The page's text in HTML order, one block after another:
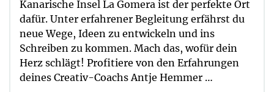
Kanarische Insel La Gomera ist der perfekte Ort
dafür. Unter erfahrener Begleitung erfährst du
neue Wege, Ideen zu entwickeln und ins
Schreiben zu kommen. Mach das, wofür dein
Herz schlägt! Profitiere von den Erfahrungen
deines Creativ-Coachs Antje Hemmer …